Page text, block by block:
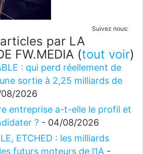
Suivez nous:
par LA
FW.MEDIA (tout voir)
: qui perd réellement de
sortie à 2,25 milliards de
2026
entreprise a-t-elle le profil et
? - 04/08/2026
ETCHED : les milliards
futurs moteurs de l’IA -